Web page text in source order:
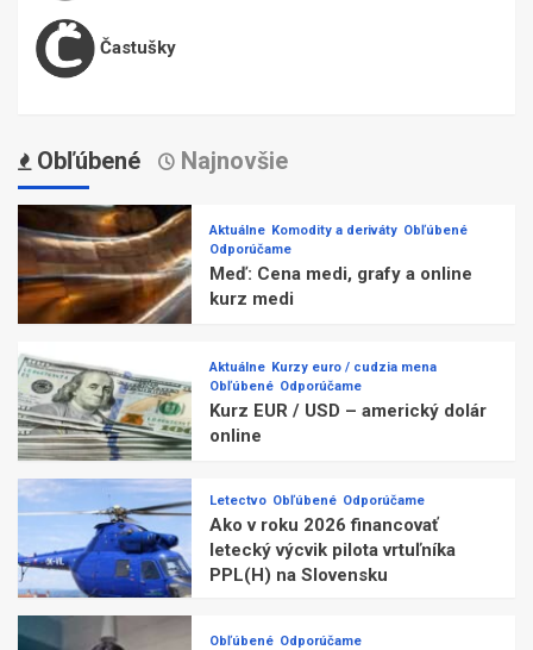
Častušky
Obľúbené Najnovšie
Aktuálne Komodity a deriváty Obľúbené
Odporúčame
Meď: Cena medi, grafy a online
kurz medi
Aktuálne Kurzy euro / cudzia mena
Obľúbené Odporúčame
Kurz EUR / USD – americký dolár
online
Letectvo Obľúbené Odporúčame
Ako v roku 2026 financovať
letecký výcvik pilota vrtuľníka
PPL(H) na Slovensku
Obľúbené Odporúčame